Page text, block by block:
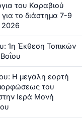
του Καραβιού
το διάστημα 7-9
1η Έκθεση Τοπικών
Η μεγάλη εορτή
του
Ιερά Μονή